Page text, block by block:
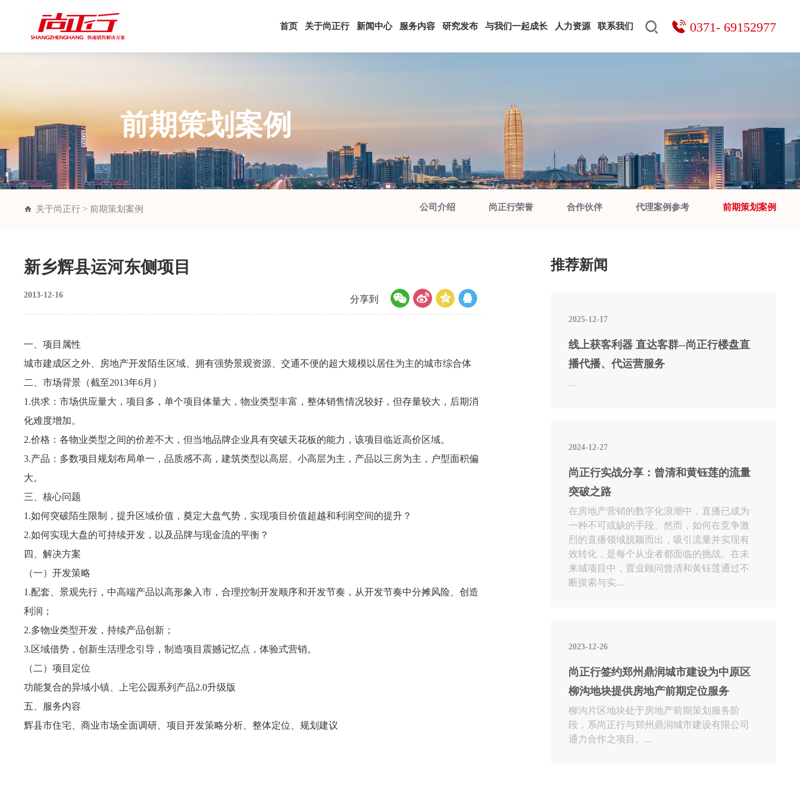
0371- 69152977
首页 关于尚正行 新闻中心 服务内容 研究发布 与我们一起成长 人力资源 联系我们
前期策划案例
关于尚正行 > 前期策划案例 公司介绍 尚正行荣誉 合作伙伴 代理案例参考 前期策划案例
新乡辉县运河东侧项目
2013-12-16 分享到
一、项目属性
城市建成区之外、房地产开发陌生区域、拥有强势景观资源、交通不便的超大规模以居住为主的城市综合体
二、市场背景（截至2013年6月）
1.供求：市场供应量大，项目多，单个项目体量大，物业类型丰富，整体销售情况较好，但存量较大，后期消
化难度增加。
2.价格：各物业类型之间的价差不大，但当地品牌企业具有突破天花板的能力，该项目临近高价区域。
3.产品：多数项目规划布局单一，品质感不高，建筑类型以高层、小高层为主，产品以三房为主，户型面积偏
大。
三、核心问题
1.如何突破陌生限制，提升区域价值，奠定大盘气势，实现项目价值超越和利润空间的提升？
2.如何实现大盘的可持续开发，以及品牌与现金流的平衡？
四、解决方案
（一）开发策略
1.配套、景观先行，中高端产品以高形象入市，合理控制开发顺序和开发节奏，从开发节奏中分摊风险、创造
利润；
2.多物业类型开发，持续产品创新；
3.区域借势，创新生活理念引导，制造项目震撼记忆点，体验式营销。
（二）项目定位
功能复合的异域小镇、上宅公园系列产品2.0升级版
五、服务内容
辉县市住宅、商业市场全面调研、项目开发策略分析、整体定位、规划建议
推荐新闻
2025-12-17
线上获客利器 直达客群--尚正行楼盘直
播代播、代运营服务
...
2024-12-27
尚正行实战分享：曾清和黄钰莲的流量
突破之路
在房地产营销的数字化浪潮中，直播已成为
一种不可或缺的手段。然而，如何在竞争激
烈的直播领域脱颖而出，吸引流量并实现有
效转化，是每个从业者都面临的挑战。在未
来城项目中，置业顾问曾清和黄钰莲通过不
断摸索与实...
2023-12-26
尚正行签约郑州鼎润城市建设为中原区
柳沟地块提供房地产前期定位服务
柳沟片区地块处于房地产前期策划服务阶
段，系尚正行与郑州鼎润城市建设有限公司
通力合作之项目。...